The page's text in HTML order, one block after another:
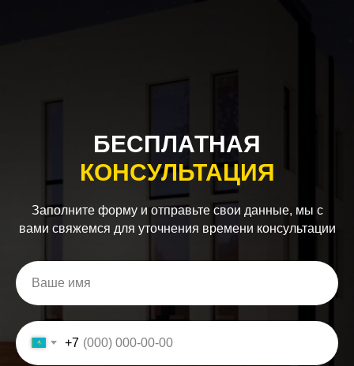
БЕСПЛАТНАЯ
КОНСУЛЬТАЦИЯ
Заполните форму и отправьте свои данные, мы с
вами свяжемся для уточнения времени консультации
+7